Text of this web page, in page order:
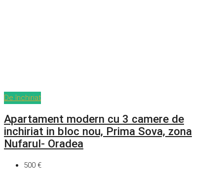
De închiriat
Apartament modern cu 3 camere de
inchiriat in bloc nou, Prima Sova, zona
Nufarul- Oradea
500 €